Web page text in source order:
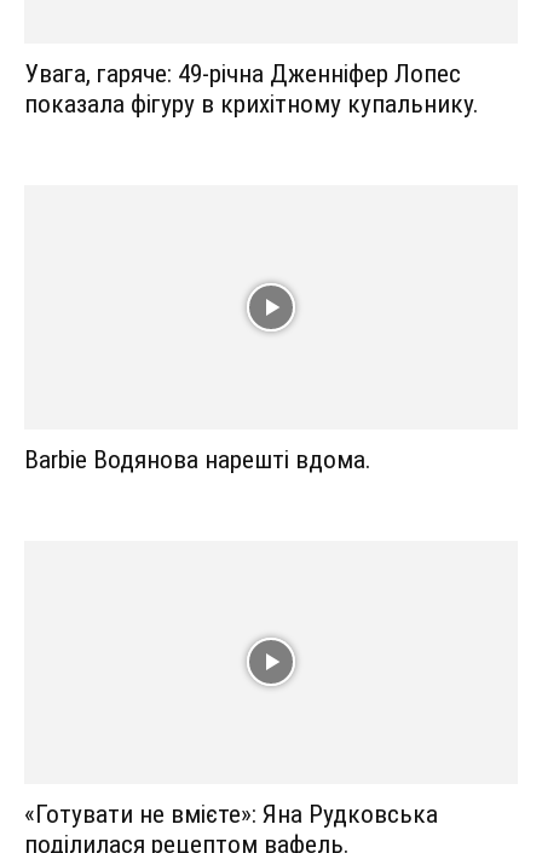
Увага, гаряче: 49-річна Дженніфер Лопес
показала фігуру в крихітному купальнику.
Barbie Водянова нарешті вдома.
«Готувати не вмієте»: Яна Рудковська
поділилася рецептом вафель.